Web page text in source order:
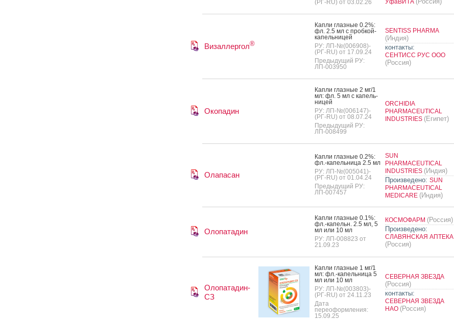
(РГ-RU) от 03.02.26
Визаллергол®
Кап­ли глаз­ные 0.2%:
фл. 2.5 мл с проб­кой-
ка­пель­ни­цей
РУ: ЛП-№(006908)-
(РГ-RU) от 17.09.24
Предыдущий РУ:
ЛП-003950
SENTISS PHARMA
(Индия)
контакты:
СЕНТИСС РУС ООО
(Россия)
Окопадин
Кап­ли глаз­ные 2 мг/1
мл: фл. 5 мл с ка­пель­
ни­цей
РУ: ЛП-№(006147)-
(РГ-RU) от 08.07.24
Предыдущий РУ:
ЛП-008499
ORCHIDIA
PHARMACEUTICAL
INDUSTRIES (Египет)
Олапасан
Кап­ли глаз­ные 0.2%:
фл.-ка­пель­ни­ца 2.5 мл
РУ: ЛП-№(005041)-
(РГ-RU) от 01.04.24
Предыдущий РУ:
ЛП-007457
SUN
PHARMACEUTICAL
INDUSTRIES (Индия)
Произведено: SUN
PHARMACEUTICAL
MEDICARE (Индия)
Олопатадин
Кап­ли глаз­ные 0.1%:
фл.-ка­пельн. 2.5 мл, 5
мл или 10 мл
РУ: ЛП-008823 от
21.09.23
КОСМОФАРМ (Россия)
Произведено:
СЛАВЯНСКАЯ АПТЕКА
(Россия)
Олопатадин-
СЗ
Кап­ли глаз­ные 1 мг/1
мл: фл.-ка­пель­ни­ца 5
мл или 10 мл
РУ: ЛП-№(003803)-
(РГ-RU) от 24.11.23
Дата
переоформления:
15.09.25
СЕВЕРНАЯ ЗВЕЗДА
(Россия)
контакты:
СЕВЕРНАЯ ЗВЕЗДА
НАО (Россия)